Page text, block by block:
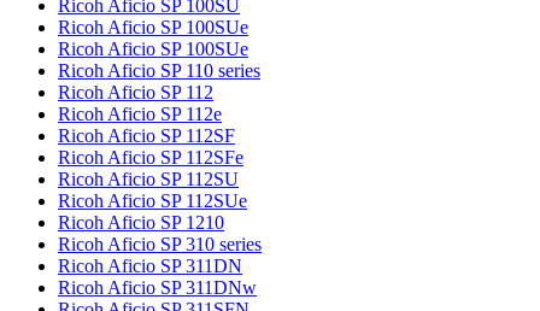
Ricoh Aficio SP 100SU
Ricoh Aficio SP 100SUe
Ricoh Aficio SP 100SUe
Ricoh Aficio SP 110 series
Ricoh Aficio SP 112
Ricoh Aficio SP 112e
Ricoh Aficio SP 112SF
Ricoh Aficio SP 112SFe
Ricoh Aficio SP 112SU
Ricoh Aficio SP 112SUe
Ricoh Aficio SP 1210
Ricoh Aficio SP 310 series
Ricoh Aficio SP 311DN
Ricoh Aficio SP 311DNw